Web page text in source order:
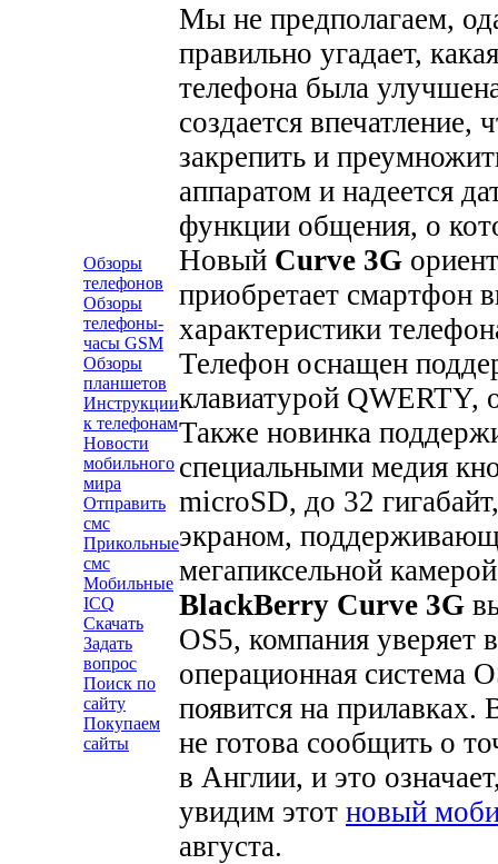
Обзоры
телефонов
Обзоры
телефоны-
часы GSM
Обзоры
планшетов
Инструкции
к телефонам
Новости
мобильного
мира
Отправить
смс
Прикольные
смс
Мобильные
ICQ
Скачать
Задать
вопрос
Поиск по
сайту
Покупаем
сайты
Мы не предполагаем,
правильно угадает,
телефона была
создается впечатление,
закрепить и
аппаратом и надеется
функции общения, о
Новый Curve 3G
приобретает смартфон
характеристики
Телефон оснащен
клавиатурой QWERTY,
Также новинка
специальными медия
microSD, до 32
экраном,
мегапиксельной
BlackBerry Curve 3G
OS5, компания уверяет
операционная система
появится на
не готова сообщить о
в Англии, и это
увидим этот новый
августа.